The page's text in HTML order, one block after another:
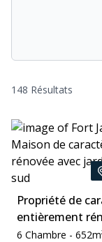
148 Résultats
Propriété de
entièrement
quartier Fort-
Chambre:
6 Chambre - Zone:
652